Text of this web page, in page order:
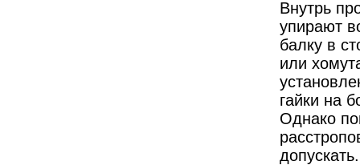
Внутрь
упирают
балку в
или
гайки на
Однако
допускать.